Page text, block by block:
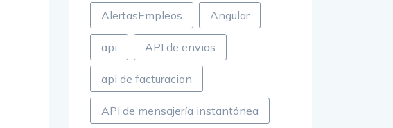
AlertasEmpleos Angular
api API de envios
api de facturacion
API de mensajería instantánea